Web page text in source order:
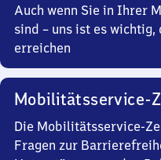
Auch wenn Sie in Ihrer
sind – uns ist es
erreichen
Mobilitätsservice-
Die Mobilitätsservice-
Fragen zur